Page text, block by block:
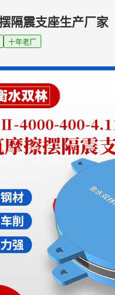
隔震支座生产厂家
十年老厂